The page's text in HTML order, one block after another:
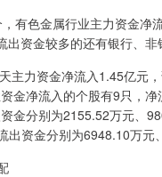
有色金属行业主力资金净
资金较多的还有银行、非
主力资金净流入1.45亿元
金净流入的个股有9只，
金分别为2155.52万元、
出资金分别为6948.10万元